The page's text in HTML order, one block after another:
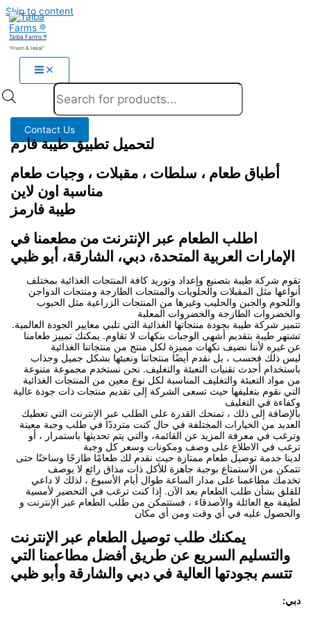
Skip to content
Taiba Farms ®
"Fresh & Halal"
Contact Us
لتحميل تطبيق طيبة فارم
أطباق طعام ، سلطات ، مقبلات ، وجبات طعام
مناسبة اون لاين
طيبة فارمز
اطلب الطعام عبر الإنترنت من مطعمنا في
الإمارات العربية المتحدة، دبي، الشارقة، أبو ظبي
تقوم شركة طيبة بتصنيع وإعداد وتوريد كافة المنتجات الغذائية بمختلف
أنواعها مثل المقبلات والحلويات والمنتجات الطازجة ومنتجات الدواجن
واللحوم والجبن والحليب وغيرها من المنتجات الزراعية مثل الحبوب
والخضروات الطازجة والخضروات المعلبة
تتميز شركة طيبة بجودة منتجاتها الغذائية التي تلبي معايير الجودة العالمية.
تشتهر طيبة بتقديم أشهى الوجبات بنكهات لا تقاوم. يمكنك تمييز طعامنا
عن غيره لأننا نضيف نكهات مميزة لكل منتج من منتجاتنا الغذائية
ليس ذلك فحسب ، بل نقدم أيضًا منتجاتنا ونعبئها بشكل جميل وجذاب
باستخدام أحدث تقنيات التعبئة والتغليف. نحن نستخدم مجموعة متنوعة
من مواد التعبئة والتغليف المناسبة لكل نوع معين من المنتجات الغذائية
التي نقوم بتغليفها حيث تسعى الشركة إلى تقديم منتجات ذات جودة عالية
وكفاءة في التغليف
بالإضافة إلى ذلك ، تمنحك القدرة على الطلب عبر الإنترنت التي تعطيك
العديد من الخيارات المختلفة في حال كنت مترددًا في طلب وجبة معينة
وترغب في معرفة المزيد عن القائمة، والتي يتم تحديثها باستمرار ، أو
ترغب في الاطلاع على وصف ومكونات وسعر كل وجبة
لدينا خدمة توصيل طعام ممتازة حيث نقدم لك طعامًا طازجًا وساخنًا حتى
تتمكن من الاستمتاع بوجبة جاهزة للأكل ذات مذاق رائع لا يوصف
تخدمك مطاعمنا على مدار الساعة طوال أيام الأسبوع ، لذلك لا داعي
للقلق بشأن طلب الطعام بعد الآن. إذا كنت ترغب في التحضير لأمسية
لطيفة مع العائلة والأصدقاء ، فستتمكن من طلب الطعام عبر الإنترنت و
والحصول عليه في أي وقت ومن أي مكان
يمكنك طلب توصيل الطعام عبر الإنترنت
والتسليم السريع عن طريق أفضل مطاعمنا التي
تتسم بجودتها العالية في دبي والشارقة وأبو ظبي
دبي: